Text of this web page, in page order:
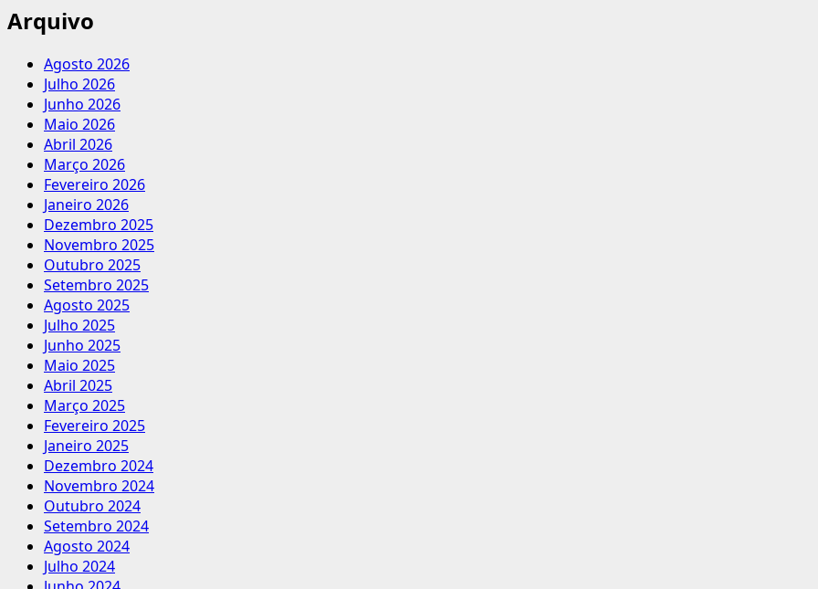
Arquivo
Agosto 2026
Julho 2026
Junho 2026
Maio 2026
Abril 2026
Março 2026
Fevereiro 2026
Janeiro 2026
Dezembro 2025
Novembro 2025
Outubro 2025
Setembro 2025
Agosto 2025
Julho 2025
Junho 2025
Maio 2025
Abril 2025
Março 2025
Fevereiro 2025
Janeiro 2025
Dezembro 2024
Novembro 2024
Outubro 2024
Setembro 2024
Agosto 2024
Julho 2024